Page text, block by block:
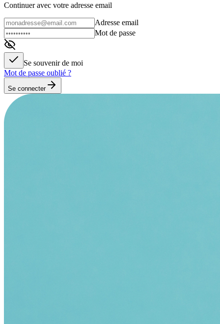
Continuer avec votre adresse email
Adresse email
Mot de passe
Se souvenir de moi
Mot de passe oublié ?
Se connecter